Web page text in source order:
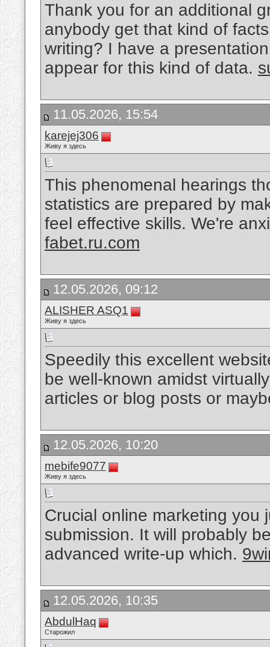
Thank you for an additional
anybody get that kind of
writing? I have a
appear for this kind of data.
11.05.2026, 15:54
karejej306
Живу я здесь
This phenomenal hearings
statistics are prepared by
feel effective skills. We're
fabet.ru.com
12.05.2026, 09:12
ALISHER ASQ1
Живу я здесь
Speedily this excellent
be well-known amidst
articles or blog posts or
12.05.2026, 10:20
mebife9077
Живу я здесь
Crucial online marketing you
submission. It will probably
advanced write-up which.
12.05.2026, 10:35
AbdulHaq
Старожил